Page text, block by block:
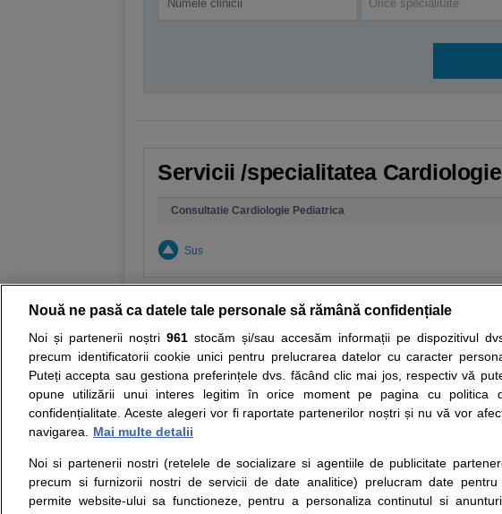
Orice specialitate
Servicii /specialitatea
Consultatie Cardiologie Pediatrica
Sus
Resurse: Autoevaluare simptome Interpretare analize
Opiniile avizate ale medicilor, sfaturile si orice alte informatii despre
nici diagnosticul stabilit in urma investigatiilor si analizelor medicale.
ii punem la dispozitie pentru programare in sistemul de programari la
Despre noi
Despre noi
Contact
Legal
Termeni si conditii
Politica de
Drepturile
Protectia
Nouă ne pasă ca datele tale personale să rămână confidențiale
Noi și partenerii noștri 961stocăm și/sau accesăm informații pe dispozitivul
precum identificatorii cookie unici pentru prelucrarea datelor cu caracter
Puteți accepta sau gestiona preferințele dvs. făcând clic mai jos, respectiv vă
opune utilizării unui interes legitim în orice moment pe pagina cu politica
confidențialitate. Aceste alegeri vor fi raportate partenerilor noștri și nu vă vor
navigarea.
Mai multe detalii
Noi si partenerii nostri (retelele de socializare si agentiile de publicitate
precum si furnizorii nostri de servicii de date analitice) prelucram date
permite website-ului sa functioneze, pentru a personaliza continutul si